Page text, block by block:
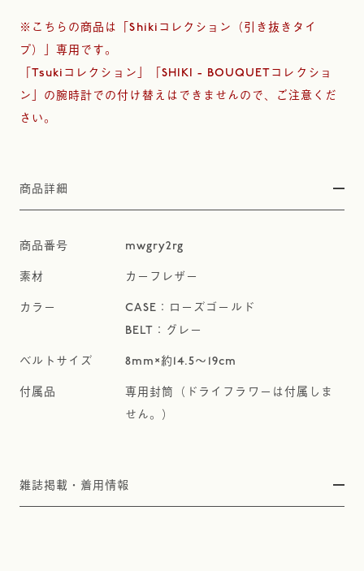
※こちらの商品は「Shikiコレクション（引き抜きタイ
プ）」専用です。
「Tsukiコレクション」「SHIKI - BOUQUETコレクショ
ン」の腕時計での付け替えはできませんので、ご注意くだ
さい。
商品詳細
mwgry2rg
カーフレザー
CASE：ローズゴールド
BELT：グレー
8mm×約14.5～19cm
専用封筒（ドライフラワーは付属しま
せん。）
雑誌掲載・着用情報